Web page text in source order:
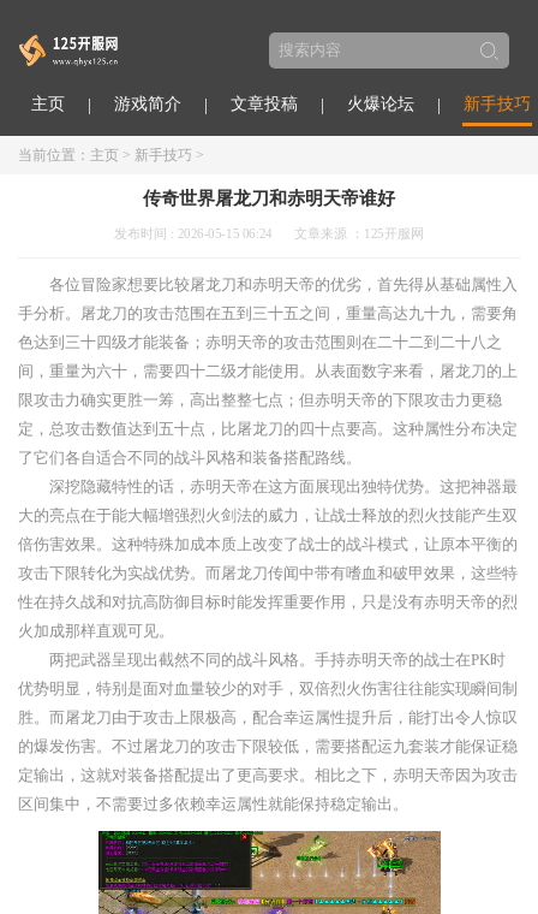
主页 游戏简介 文章投稿 火爆论坛 新手技巧
当前位置： 主页 > 新手技巧 >
传奇世界屠龙刀和赤明天帝谁好
发布时间 : 2026-05-15 06:24 文章来源 ：125开服网
各位冒险家想要比较屠龙刀和赤明天帝的优劣，首先得从基础属性入
手分析。屠龙刀的攻击范围在五到三十五之间，重量高达九十九，需要角
色达到三十四级才能装备；赤明天帝的攻击范围则在二十二到二十八之
间，重量为六十，需要四十二级才能使用。从表面数字来看，屠龙刀的上
限攻击力确实更胜一筹，高出整整七点；但赤明天帝的下限攻击力更稳
定，总攻击数值达到五十点，比屠龙刀的四十点要高。这种属性分布决定
了它们各自适合不同的战斗风格和装备搭配路线。
深挖隐藏特性的话，赤明天帝在这方面展现出独特优势。这把神器最
大的亮点在于能大幅增强烈火剑法的威力，让战士释放的烈火技能产生双
倍伤害效果。这种特殊加成本质上改变了战士的战斗模式，让原本平衡的
攻击下限转化为实战优势。而屠龙刀传闻中带有嗜血和破甲效果，这些特
性在持久战和对抗高防御目标时能发挥重要作用，只是没有赤明天帝的烈
火加成那样直观可见。
两把武器呈现出截然不同的战斗风格。手持赤明天帝的战士在PK时
优势明显，特别是面对血量较少的对手，双倍烈火伤害往往能实现瞬间制
胜。而屠龙刀由于攻击上限极高，配合幸运属性提升后，能打出令人惊叹
的爆发伤害。不过屠龙刀的攻击下限较低，需要搭配运九套装才能保证稳
定输出，这就对装备搭配提出了更高要求。相比之下，赤明天帝因为攻击
区间集中，不需要过多依赖幸运属性就能保持稳定输出。